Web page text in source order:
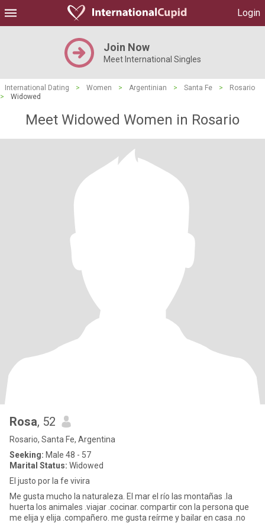
Login
Join Now
Meet International Singles
International Dating > Women > Argentinian > Santa Fe >
Rosario
>
Widowed
Meet Widowed Women in Rosario
Rosa, 52
Rosario, Santa Fe, Argentina
Seeking: Male 48 - 57
Marital Status: Widowed
El justo por la fe vivira
Me gusta mucho la naturaleza. El mar el río las montañas .la
huerta los animales .viajar .cocinar. compartir con la persona que
me elija y elija .compañero. me gusta reírme y bailar en casa .no